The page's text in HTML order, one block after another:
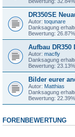
DR350SE
Autor: toqunare
Danksagung
Bewertung: 26.87%
Aufbau DR350
Autor: macfly
Danksagung
Bewertung: 23.13%
Bilder eurer
Autor: Matthias
Danksagung
Bewertung: 22.39%
FORENBEWERTUNG